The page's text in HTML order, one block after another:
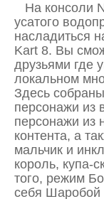
На консоли
усатого
насладиться
Kart 8. Вы
друзьями где
локальном
Здесь
персонажи из
персонажи из
контента, а
мальчик и
король, купа-
того, режим
себя Шаробой